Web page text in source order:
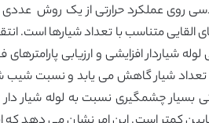
هندسی روی عملکرد حرارتی از یک روش
لوله شیاردار افزایشی و ارزیابی
چشمگیری نسبت به لوله شیار دار